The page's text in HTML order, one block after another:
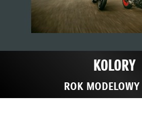
KOLORY
ROK